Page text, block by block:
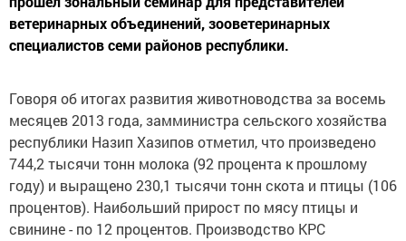
ветеринарных объединений, зооветеринарных
специалистов семи районов республики.
Говоря об итогах развития животноводства за восемь
месяцев 2013 года, замминистра сельского хозяйства
республики Назип Хазипов отметил, что произведено
744,2 тысячи тонн молока (92 процента к прошлому
году) и выращено 230,1 тысячи тонн скота и птицы (106
процентов). Наибольший прирост по мясу птицы и
свинине - по 12 процентов. Производство КРС